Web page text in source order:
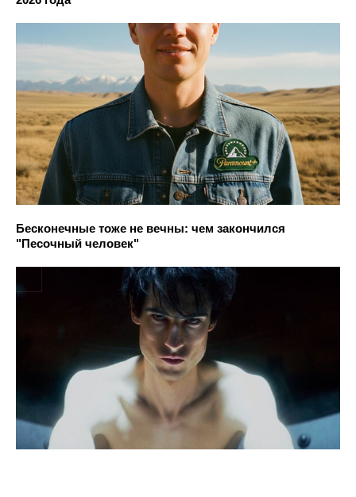
Бесконечные тоже не вечны: чем закончился
"Песочный человек"